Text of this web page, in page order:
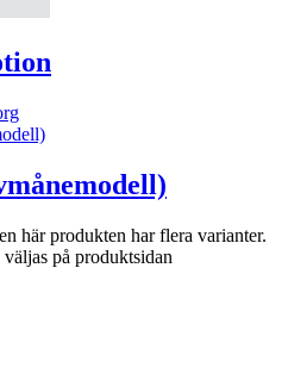
här produkten har flera varianter.
på produktsidan